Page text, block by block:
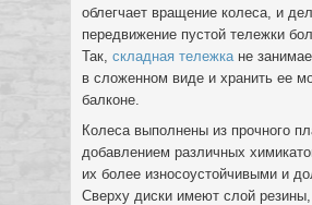
облегчает вращение колеса, и
передвижение пустой тележки
Так, складная тележкане
в сложенном виде и хранить ее
балконе.
Колеса выполнены из прочного
добавлением различных
их более износоустойчивыми и
Сверху диски имеют слой